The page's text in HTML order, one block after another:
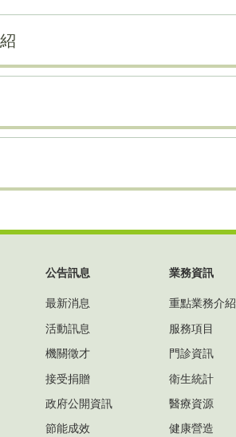
公告訊息
最新消息
活動訊息
機關徵才
接受捐贈
政府公開資訊
節能成效
業務資訊
重點業務介紹
服務項目
門診資訊
衛生統計
醫療資源
健康營造